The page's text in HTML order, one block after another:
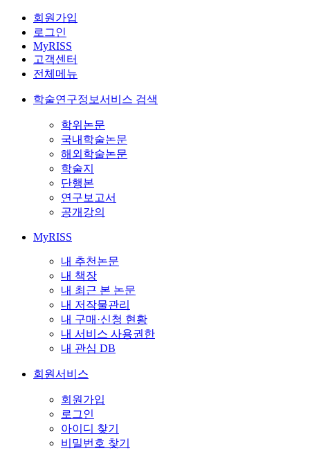
회원가입
로그인
MyRISS
고객센터
전체메뉴
학술연구정보서비스 검색
학위논문
국내학술논문
해외학술논문
학술지
단행본
연구보고서
공개강의
MyRISS
내 추천논문
내 책장
내 최근 본 논문
내 저작물관리
내 구매·신청 현황
내 서비스 사용권한
내 관심 DB
회원서비스
회원가입
로그인
아이디 찾기
비밀번호 찾기